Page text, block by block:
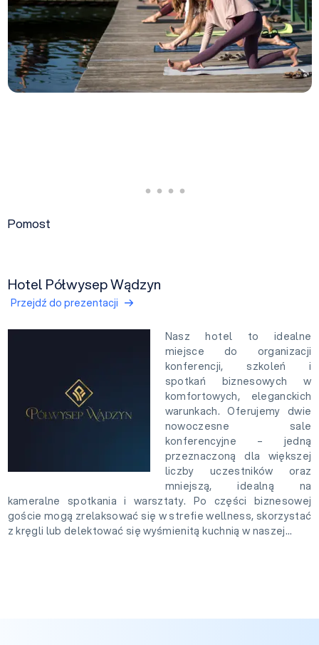
Pomost
Hotel Półwysep Wądzyn
Przejdź do prezentacji
Nasz hotel to idealne
miejsce do organizacji
konferencji, szkoleń i
spotkań biznesowych w
komfortowych, eleganckich
warunkach. Oferujemy dwie
nowoczesne sale
konferencyjne – jedną
przeznaczoną dla większej
liczby uczestników oraz
mniejszą, idealną na
kameralne spotkania i warsztaty. Po części biznesowej
goście mogą zrelaksować się w strefie wellness, skorzystać
z kręgli lub delektować się wyśmienitą kuchnią w naszej...